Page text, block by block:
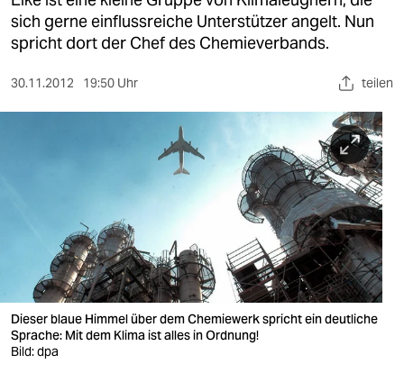
gesellschaft
sport
wahrheit
verlag
verlag
veranstaltungen
sich gerne einflussreiche Unterstützer angelt. Nun
spricht dort der Chef des Chemieverbands.
30.11.2012 19:50 Uhr teilen
Dieser blaue Himmel über dem Chemiewerk spricht ein deutliche
Sprache: Mit dem Klima ist alles in Ordnung!
Bild: dpa